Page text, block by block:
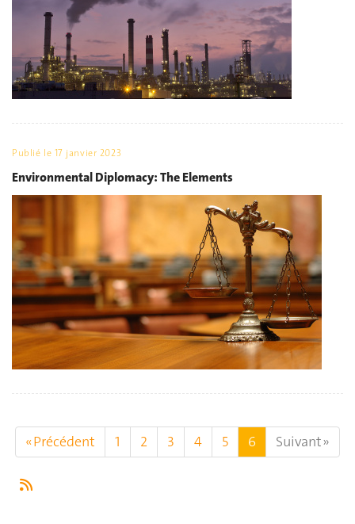
Publié le 17 janvier 2023
Environmental Diplomacy: The Elements
« Précédent 1 2 3 4 5 6 Suivant »